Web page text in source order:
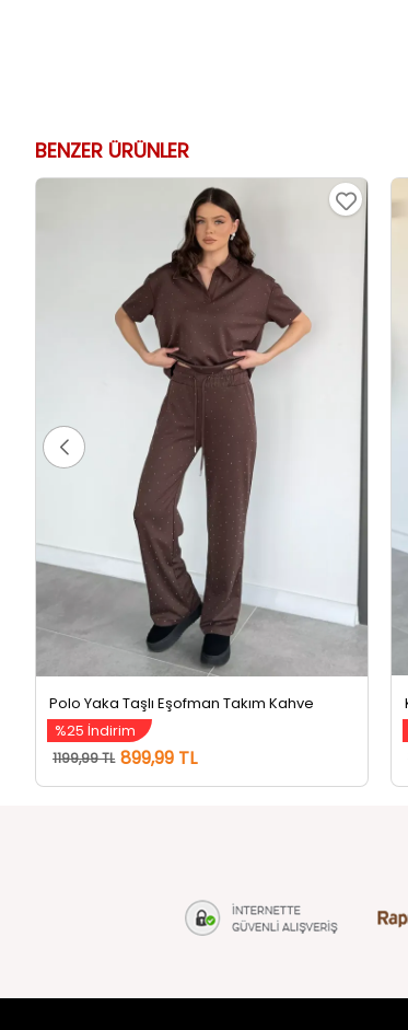
Polo Yaka Taşlı Eşofman Takım Kahve
%25 İndirim
1199,99 TL 899,99 TL
tozlu.com